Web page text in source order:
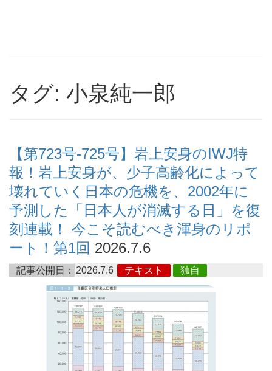
タグ: 小泉純一郎
【第723号-725号】岩上安身のIWJ特
報！岩上安身が、少子高齢化によって
壊れていく日本の危機を、2002年に
予測した「日本人が消滅する日」を復
刻連載！ 今こそ読むべき渾身のリポ
ート！第1回 2026.7.6
記事公開日： 2026.7.6 テキスト 独自